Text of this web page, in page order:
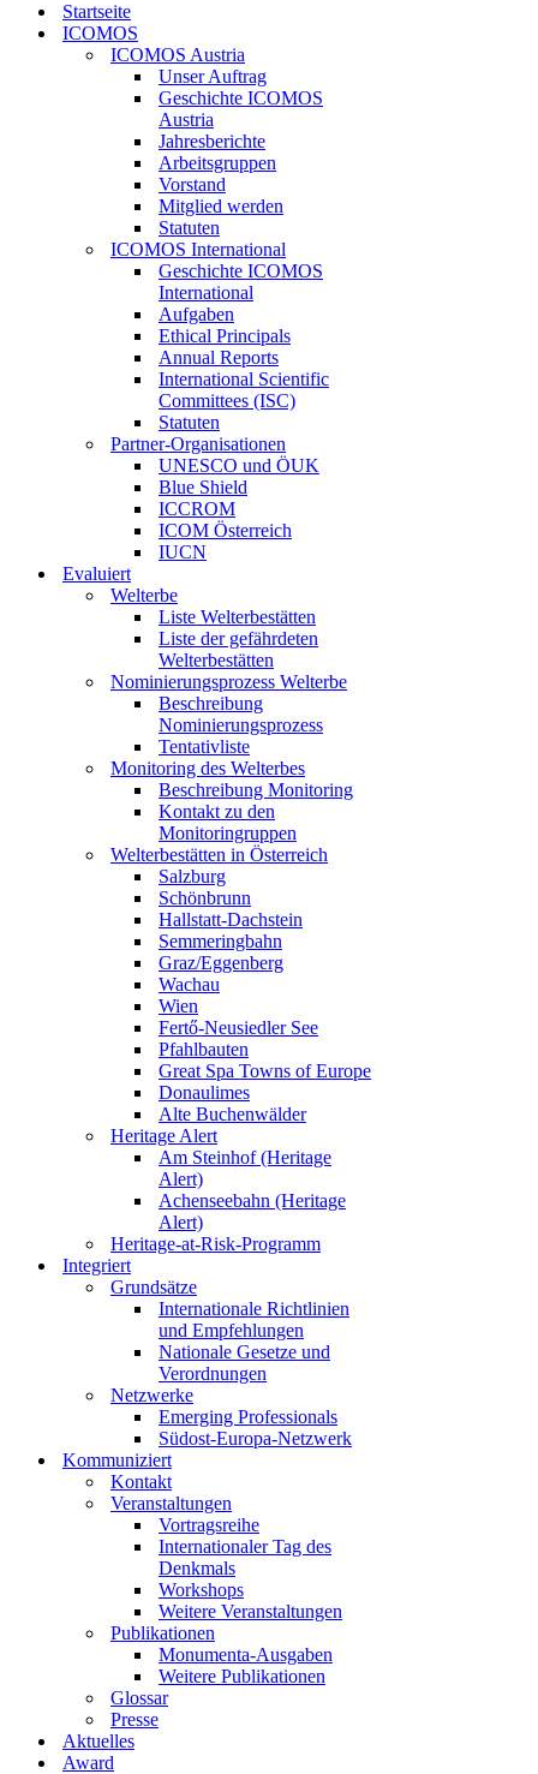
Startseite
ICOMOS
ICOMOS Austria
Unser Auftrag
Geschichte ICOMOS
Austria
Jahresberichte
Arbeitsgruppen
Vorstand
Mitglied werden
Statuten
ICOMOS International
Geschichte ICOMOS
International
Aufgaben
Ethical Principals
Annual Reports
International Scientific
Committees (ISC)
Statuten
Partner-Organisationen
UNESCO und ÖUK
Blue Shield
ICCROM
ICOM Österreich
IUCN
Evaluiert
Welterbe
Liste Welterbestätten
Liste der gefährdeten
Welterbestätten
Nominierungsprozess Welterbe
Beschreibung
Nominierungsprozess
Tentativliste
Monitoring des Welterbes
Beschreibung Monitoring
Kontakt zu den
Monitoringruppen
Welterbestätten in Österreich
Salzburg
Schönbrunn
Hallstatt-Dachstein
Semmeringbahn
Graz/Eggenberg
Wachau
Wien
Fertő-Neusiedler See
Pfahlbauten
Great Spa Towns of Europe
Donaulimes
Alte Buchenwälder
Heritage Alert
Am Steinhof (Heritage
Alert)
Achenseebahn (Heritage
Alert)
Heritage-at-Risk-Programm
Integriert
Grundsätze
Internationale Richtlinien
und Empfehlungen
Nationale Gesetze und
Verordnungen
Netzwerke
Emerging Professionals
Südost-Europa-Netzwerk
Kommuniziert
Kontakt
Veranstaltungen
Vortragsreihe
Internationaler Tag des
Denkmals
Workshops
Weitere Veranstaltungen
Publikationen
Monumenta-Ausgaben
Weitere Publikationen
Glossar
Presse
Aktuelles
Award